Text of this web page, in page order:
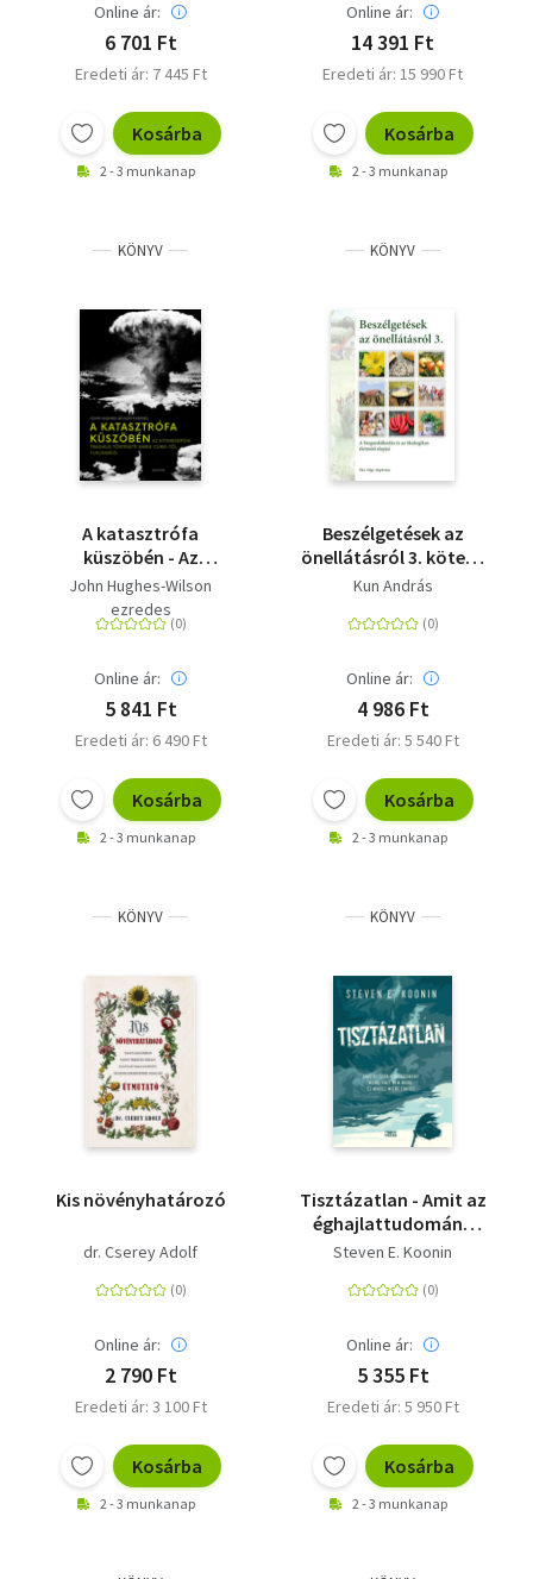
Online ár:
6 701 Ft
Eredeti ár: 7 445 Ft
Kosárba
2 - 3 munkanap
Online ár:
14 391 Ft
Eredeti ár: 15 990 Ft
Kosárba
2 - 3 munkanap
KÖNYV
A katasztrófa
küszöbén - Az
atomenergia tragikus
története Marie Curie-
től Fukusimáig
John Hughes-Wilson
ezredes
Online ár:
5 841 Ft
Eredeti ár: 6 490 Ft
Kosárba
2 - 3 munkanap
KÖNYV
Beszélgetések az
önellátásról 3. kötet -
A biogazdálkodás és
életmód alapjai
Kun András
Online ár:
4 986 Ft
Eredeti ár: 5 540 Ft
Kosárba
2 - 3 munkanap
KÖNYV
Kis növényhatározó
dr. Cserey Adolf
Online ár:
2 790 Ft
Eredeti ár: 3 100 Ft
Kosárba
2 - 3 munkanap
KÖNYV
Tisztázatlan - Amit az
éghajlattudomány
mond, amit nem
miért fontos
Steven E. Koonin
Online ár:
5 355 Ft
Eredeti ár: 5 950 Ft
Kosárba
2 - 3 munkanap